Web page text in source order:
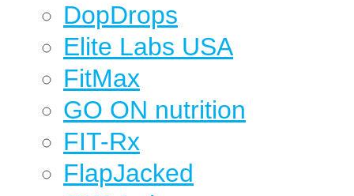
DopDrops
Elite Labs USA
FitMax
GO ON nutrition
FIT-Rx
FlapJacked